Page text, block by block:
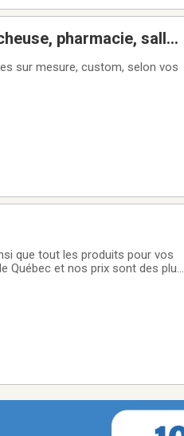
pharmacie, salle
sur mesure, custom, selon vos
que tout les produits pour vos
Québec et nos prix sont des plus